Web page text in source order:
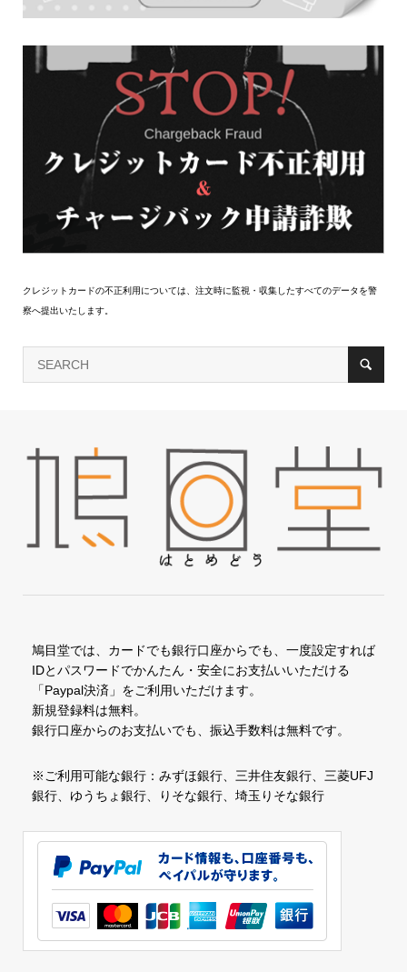
クレジットカードの不正利用については、注文時に監視・収集したすべてのデータを警
察へ提出いたします。
鳩目堂では、カードでも銀行口座からでも、一度設定すれば
IDとパスワードでかんたん・安全にお支払いいただける
「Paypal決済」をご利用いただけます。
新規登録料は無料。
銀行口座からのお支払いでも、振込手数料は無料です。
※ご利用可能な銀行：みずほ銀行、三井住友銀行、三菱UFJ
銀行、ゆうちょ銀行、りそな銀行、埼玉りそな銀行